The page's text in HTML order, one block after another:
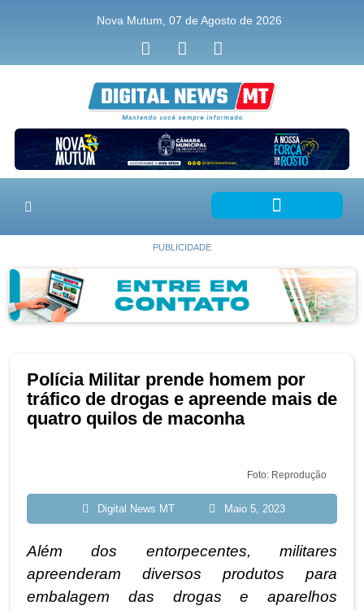
Nova Mutum, 07 de Agosto de 2026
PUBLICIDADE
Polícia Militar prende homem por
tráfico de drogas e apreende mais de
quatro quilos de maconha
Foto: Reprodução
Digital News MT Maio 5, 2023
Além dos entorpecentes, militares
apreenderam diversos produtos para
embalagem das drogas e aparelhos